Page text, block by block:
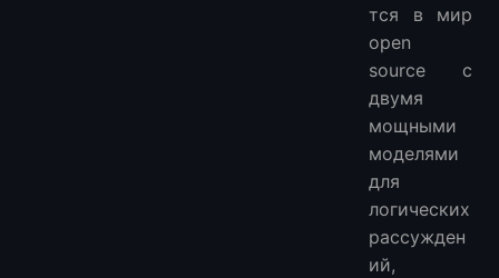
тся в мир
open
source с
двумя
мощными
моделями
для
логических
рассужден
ий,